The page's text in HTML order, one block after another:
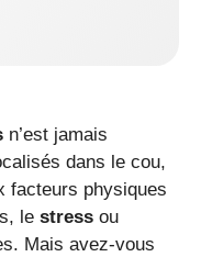
n’est jamais
dans le cou,
facteurs physiques
le stress ou
Mais avez-vous